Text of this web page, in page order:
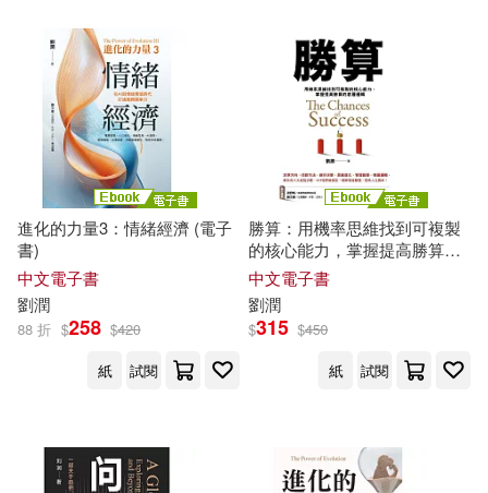
石和平，厚夫，劉潤為(1)
聖才考研網主編(1)
胡岳華，孫偉，劉潤清(1)
苗玉蓮，鄭小蘭，劉潤澤(1)
葉文心(1)
袁枚(1) 鄧炎昌 劉潤清(1)
東方視角(1)
民主與建設出版社(1)
法律出版社(1)
浙江大學出版社(1)
瀋陽出版社(1)
進化的力量3：情緒經濟 (電子
書)
中文電子書
劉潤
88 折 $258 $420
紙
試閱
勝算：用機率思維找到可複製
的核心能力，掌握提高勝算的
底層邏輯 (電子書)
中文電子書
劉潤
$315 $450
紙
試閱